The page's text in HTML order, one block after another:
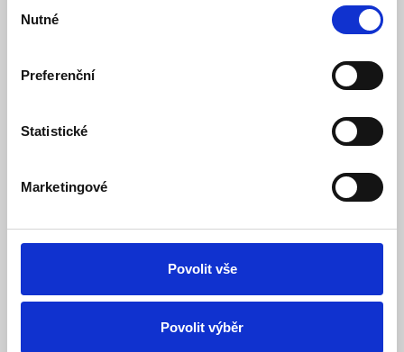
souhlasu
Nutné
Preferenční
Statistické
Marketingové
Povolit vše
Povolit výběr
ADSL router TP-Link Archer VR400 VDSL/ADSL
MODEM 4xGLAN, 2x USB, WIFI 2,4GHz a 5GHz
Tento výrobek je ukončený a už se nedá objednat. Pod kartou
náhradní nebo obdobný výrobek.
Detail